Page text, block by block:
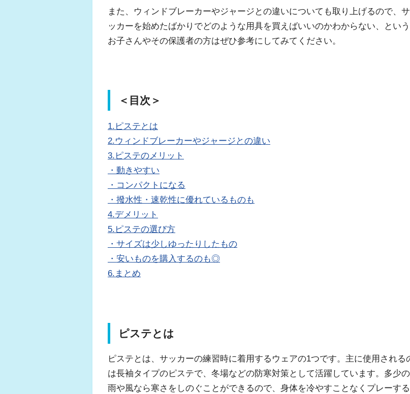
また、ウィンドブレーカーやジャージとの違いについても取り上げるので、サ
ッカーを始めたばかりでどのような用具を買えばいいのかわからない、という
お子さんやその保護者の方はぜひ参考にしてみてください。
＜目次＞
1.ピステとは
2.ウィンドブレーカーやジャージとの違い
3.ピステのメリット
・動きやすい
・コンパクトになる
・撥水性・速乾性に優れているものも
4.デメリット
5.ピステの選び方
・サイズは少しゆったりしたもの
・安いものを購入するのも◎
6.まとめ
ピステとは
ピステとは、サッカーの練習時に着用するウェアの1つです。主に使用される
は長袖タイプのピステで、冬場などの防寒対策として活躍しています。多少の
雨や風なら寒さをしのぐことができるので、身体を冷やすことなくプレーする